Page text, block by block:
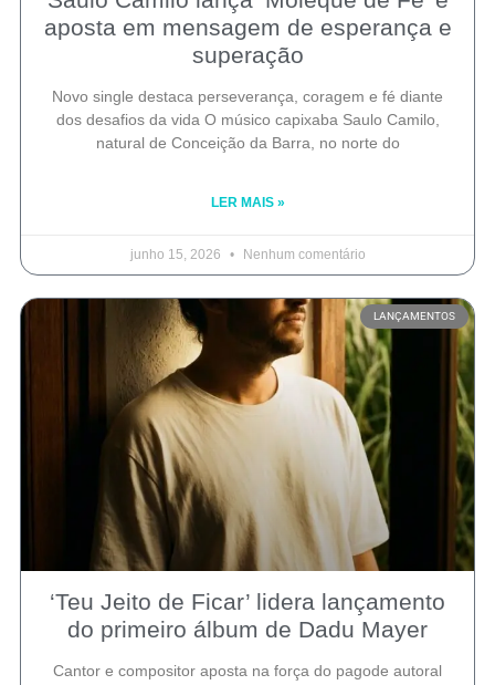
aposta em mensagem de esperança e
superação
Novo single destaca perseverança, coragem e fé diante
dos desafios da vida O músico capixaba Saulo Camilo,
natural de Conceição da Barra, no norte do
LER MAIS »
junho 15, 2026 Nenhum comentário
LANÇAMENTOS
‘Teu Jeito de Ficar’ lidera lançamento
do primeiro álbum de Dadu Mayer
Cantor e compositor aposta na força do pagode autoral